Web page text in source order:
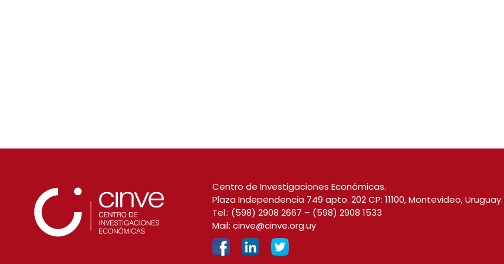
Centro de Investigaciones Económicas.
Plaza Independencia 749 apto. 202 CP: 11100, Montevideo, Uruguay.
Tel.: (598) 2908 2667 – (598) 2908 1533
Mail: cinve@cinve.org.uy